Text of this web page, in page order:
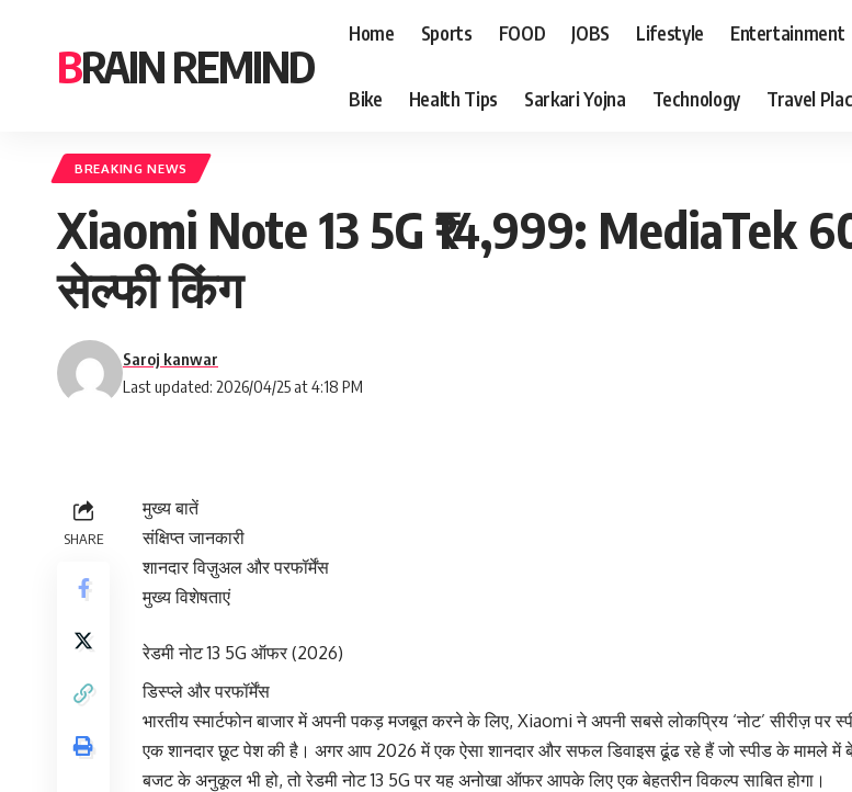
BRAIN REMIND
Home Sports FOOD JOBS Lifestyle Entertainment
Bike Health Tips Sarkari Yojna Technology Travel
BREAKING NEWS
Xiaomi Note 13 5G ₹14,999: MediaTek
सेल्फी किंग
Last updated: 2026/04/25 at 4:18 PM
Saroj kanwar
SHARE
मुख्य बातें
संक्षिप्त जानकारी
शानदार विज़ुअल और परफॉर्मेंस
मुख्य विशेषताएं
रेडमी नोट 13 5G ऑफर (2026)
डिस्प्ले और परफॉर्मेंस
भारतीय स्मार्टफोन बाजार में अपनी पकड़ मजबूत करने के लिए, Xiaomi ने अपनी सबसे लोकप्रिय ‘नोट’ सीरीज़ पर
एक शानदार छूट पेश की है। अगर आप 2026 में एक ऐसा शानदार और सफल डिवाइस ढूंढ रहे हैं जो स्पीड के मामले में
बजट के अनुकूल भी हो, तो रेडमी नोट 13 5G पर यह अनोखा ऑफर आपके लिए एक बेहतरीन विकल्प साबित होगा।